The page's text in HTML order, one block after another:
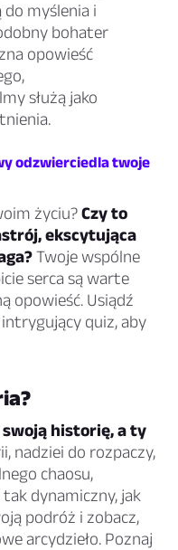
myślenia i
bohater
opowieść
służą jako
odzwierciedla twoje
życiu?Czy to
ekscytująca
Twoje wspólne
serca są warte
opowieść. Usiądź
quiz, aby
swoją historię, a ty
nadziei do rozpaczy,
chaosu,
dynamiczny, jak
podróż i zobacz,
arcydzieło. Poznaj